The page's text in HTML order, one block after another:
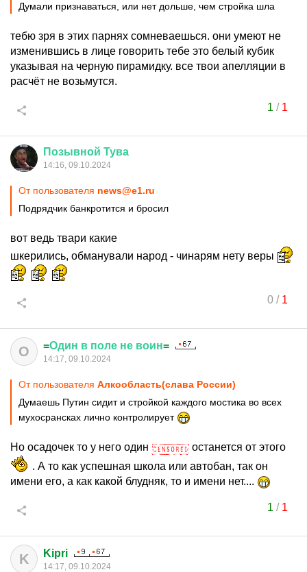
Думали признаваться, или нет дольше, чем стройка шла
тебю зря в этих парнях сомневаешься. они умеют не
изменившись в лице говорить тебе это белый кубик
указывая на черную пирамидку. все твои апелляции в
расчёт не возьмутся.
1 / 1
Позывной Тува
14:16, 09.10.2024
От пользователя news@e1.ru
Подрядчик банкротится и бросил
вот ведь твари какие
шкерились, обманували народ - чинарям нету веры
0/ 1
О =Один в поле не воин=
14:17, 09.10.2024
От пользователя Алкообласть(слава России)
Думаешь Путин сидит и стройкой каждого мостика во всех
мухосрансках лично контролирует
Но осадочек то у него один
останется от этого
. А то как успешная школа или автобан, так он
имени его, а как какой блудняк, то и имени нет....
1 / 1
K Kipri
14:17, 09.10.2024